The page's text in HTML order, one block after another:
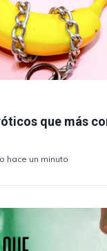
que más
hace un minuto